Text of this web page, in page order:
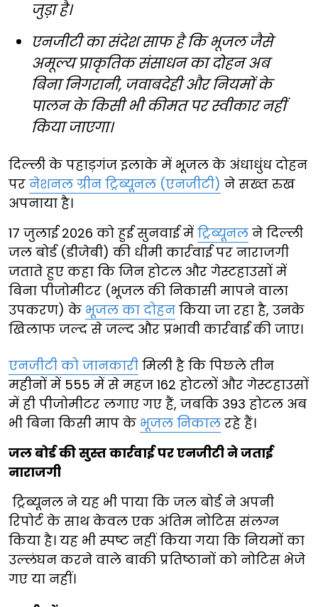
जुड़ा है।
एनजीटी का संदेश साफ है कि भूजल जैसे
अमूल्य प्राकृतिक संसाधन का दोहन अब
बिना निगरानी, जवाबदेही और नियमों के
पालन के किसी भी कीमत पर स्वीकार नहीं
किया जाएगा।
दिल्ली के पहाड़गंज इलाके में भूजल के अंधाधुंध दोहन
पर नेशनल ग्रीन ट्रिब्यूनल (एनजीटी) ने सख्त रुख
अपनाया है।
17 जुलाई 2026 को हुई सुनवाई में ट्रिब्यूनल ने दिल्ली
जल बोर्ड (डीजेबी) की धीमी कार्रवाई पर नाराजगी
जताते हुए कहा कि जिन होटल और गेस्टहाउसों में
बिना पीजोमीटर (भूजल की निकासी मापने वाला
उपकरण) के भूजल का दोहन किया जा रहा है, उनके
खिलाफ जल्द से जल्द और प्रभावी कार्रवाई की जाए।
एनजीटी को जानकारी मिली है कि पिछले तीन
महीनों में 555 में से महज 162 होटलों और गेस्टहाउसों
में ही पीजोमीटर लगाए गए हैं, जबकि 393 होटल अब
भी बिना किसी माप के भूजल निकाल रहे हैं।
जल बोर्ड की सुस्त कार्रवाई पर एनजीटी ने जताई
नाराजगी
ट्रिब्यूनल ने यह भी पाया कि जल बोर्ड ने अपनी
रिपोर्ट के साथ केवल एक अंतिम नोटिस संलग्न
किया है। यह भी स्पष्ट नहीं किया गया कि नियमों का
उल्लंघन करने वाले बाकी प्रतिष्ठानों को नोटिस भेजे
गए या नहीं।